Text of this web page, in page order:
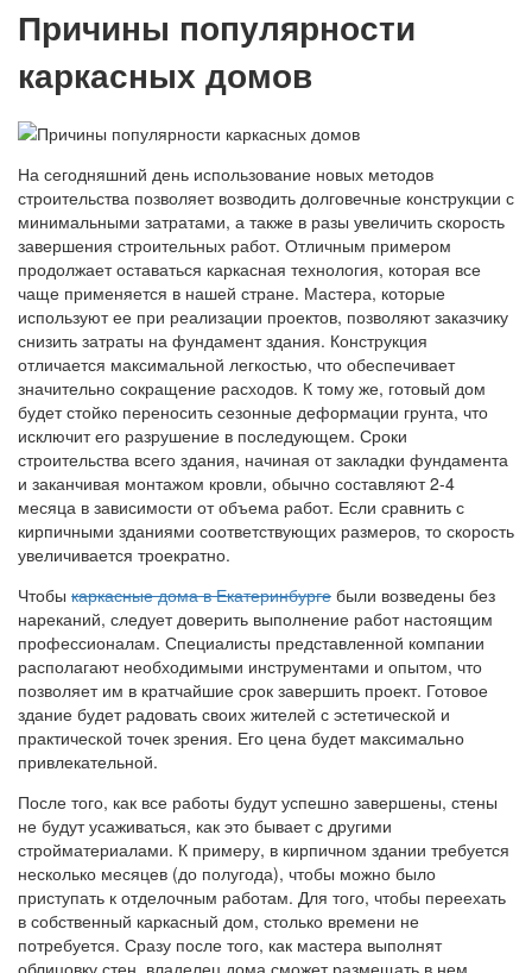
Причины популярности
каркасных домов
На сегодняшний день использование новых методов
строительства позволяет возводить долговечные конструкции с
минимальными затратами, а также в разы увеличить скорость
завершения строительных работ. Отличным примером
продолжает оставаться каркасная технология, которая все
чаще применяется в нашей стране. Мастера, которые
используют ее при реализации проектов, позволяют заказчику
снизить затраты на фундамент здания. Конструкция
отличается максимальной легкостью, что обеспечивает
значительно сокращение расходов. К тому же, готовый дом
будет стойко переносить сезонные деформации грунта, что
исключит его разрушение в последующем. Сроки
строительства всего здания, начиная от закладки фундамента
и заканчивая монтажом кровли, обычно составляют 2-4
месяца в зависимости от объема работ. Если сравнить с
кирпичными зданиями соответствующих размеров, то скорость
увеличивается троекратно.
Чтобы каркасные дома в Екатеринбурге были возведены без
нареканий, следует доверить выполнение работ настоящим
профессионалам. Специалисты представленной компании
располагают необходимыми инструментами и опытом, что
позволяет им в кратчайшие срок завершить проект. Готовое
здание будет радовать своих жителей с эстетической и
практической точек зрения. Его цена будет максимально
привлекательной.
После того, как все работы будут успешно завершены, стены
не будут усаживаться, как это бывает с другими
стройматериалами. К примеру, в кирпичном здании требуется
несколько месяцев (до полугода), чтобы можно было
приступать к отделочным работам. Для того, чтобы переехать
в собственный каркасный дом, столько времени не
потребуется. Сразу после того, как мастера выполнят
облицовку стен, владелец дома сможет размещать в нем